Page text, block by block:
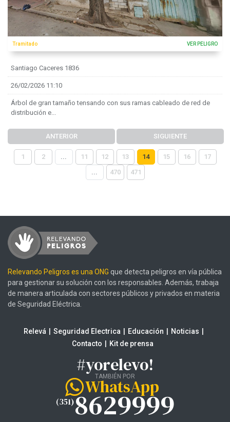
Tramitado VER PELIGRO
Santiago Caceres 1836
26/02/2026 11:10
Árbol de gran tamaño tensando con sus ramas cableado de red de
distribución e...
ANTERIOR
1 2 ... 11 12 13 14 15 16
17
...
470 471
SIGUIENTE
Relevando Peligros es una ONG que detecta peligros en vía pública
para gestionar su solución con los responsables. Además, trabaja
de manera articulada con sectores públicos y privados en materia
de Seguridad Eléctrica.
Relevá Seguridad Electrica Educación
Noticias
Contacto
Kit de prensa
#yorelevo!
TAMBIÉN POR
WhatsApp
(351)8629999